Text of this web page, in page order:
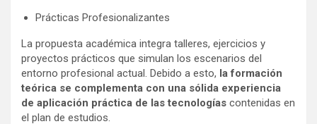
Prácticas Profesionalizantes
La propuesta académica integra talleres, ejercicios y
proyectos prácticos que simulan los escenarios del
entorno profesional actual. Debido a esto, la formación
teórica se complementa con una sólida experiencia
de aplicación práctica de las tecnologías contenidas en
el plan de estudios.